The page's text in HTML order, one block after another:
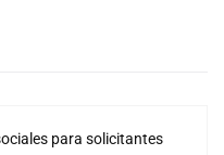
para solicitantes